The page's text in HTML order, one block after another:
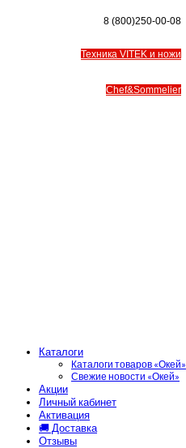
8 (800)250-00-08
Техника VITEK и ножи
Chef&Sommelier
Каталоги
Каталоги товаров «Окей»
Свежие новости «Окей»
Акции
Личный кабинет
Активация
🚚 Доставка
Отзывы